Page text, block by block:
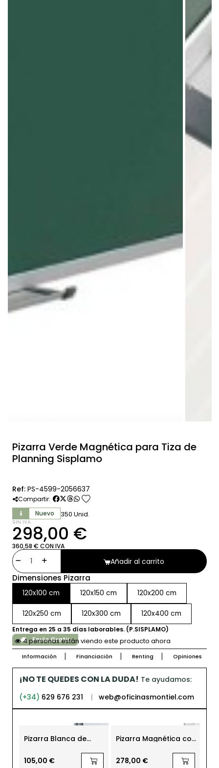
Pizarra Verde Magnética para Tiza de
Planning Sisplamo
Ref: PS-4599-2056637
Compartir: favorite
Nuevo 350 Unid.
SIN IVA
298,00 €
360,58 € CON IVA
Añadir al carrito
Dimensiones Pizarra
120x100 cm 120x150 cm 120x200 cm
120x250 cm 120x300 cm 120x400 cm
Entrega en 25 a 35 días laborables. (P.SISPLAMO)
Envío Gratis
4 personas están viendo este producto ahora
Información Financiación Renting Opiniones
¡NO TE QUEDES CON LA DUDA! Te ayudamos:
(+34) 629 676 231 | web@oficinasmontiel.com
Pizarra Blanca de
Marco de Aluminio
105,00 €
Pizarra Magnética con
Ruedas de Planning
278,00 €